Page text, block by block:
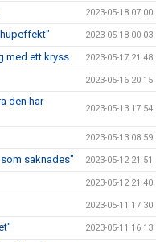
2023-05-18 07:00
2023-05-18 00:03
med ett kryss 2023-05-17 21:48
2023-05-16 20:15
den här
2023-05-13 17:54
2023-05-13 08:59
saknades" 2023-05-12 21:51
2023-05-12 21:40
2023-05-11 17:30
2023-05-11 16:13